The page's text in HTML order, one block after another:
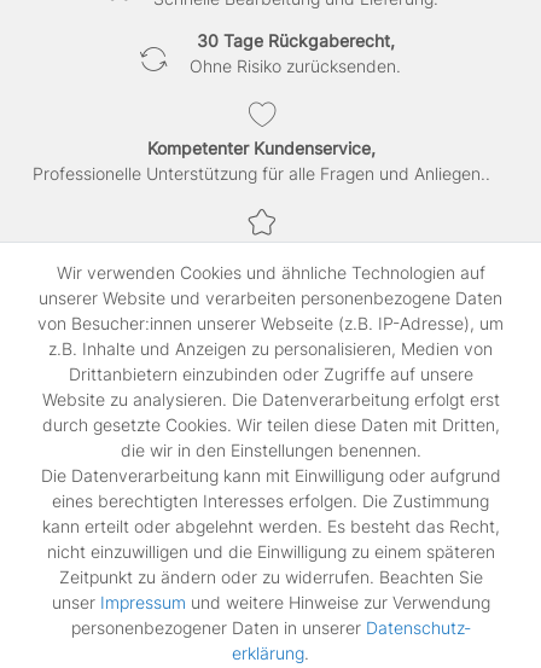
30 Tage Rückgaberecht,
Ohne Risiko zurücksenden.
Kompetenter Kundenservice,
Professionelle Unterstützung für alle Fragen und Anliegen..
SSL-verschlüsselte Abwicklung für maximale Sicherheit.
Shop
Kontakt
Rechtliches
Widerrufs­recht
Impressum
Daten­schutz­erklärung
AGB
Vertrag widerrufen
Wir verwenden Cookies und ähnliche Technologien auf
unserer Website und verarbeiten personenbezogene Daten
von Besucher:innen unserer Webseite (z.B. IP-Adresse), um
z.B. Inhalte und Anzeigen zu personalisieren, Medien von
Drittanbietern einzubinden oder Zugriffe auf unsere
Website zu analysieren. Die Datenverarbeitung erfolgt erst
durch gesetzte Cookies. Wir teilen diese Daten mit Dritten,
die wir in den Einstellungen benennen.
Die Datenverarbeitung kann mit Einwilligung oder aufgrund
eines berechtigten Interesses erfolgen. Die Zustimmung
kann erteilt oder abgelehnt werden. Es besteht das Recht,
nicht einzuwilligen und die Einwilligung zu einem späteren
Zeitpunkt zu ändern oder zu widerrufen. Beachten Sie
unser Impressum und weitere Hinweise zur Verwendung
personenbezogener Daten in unserer Daten­schutz­
erklärung.